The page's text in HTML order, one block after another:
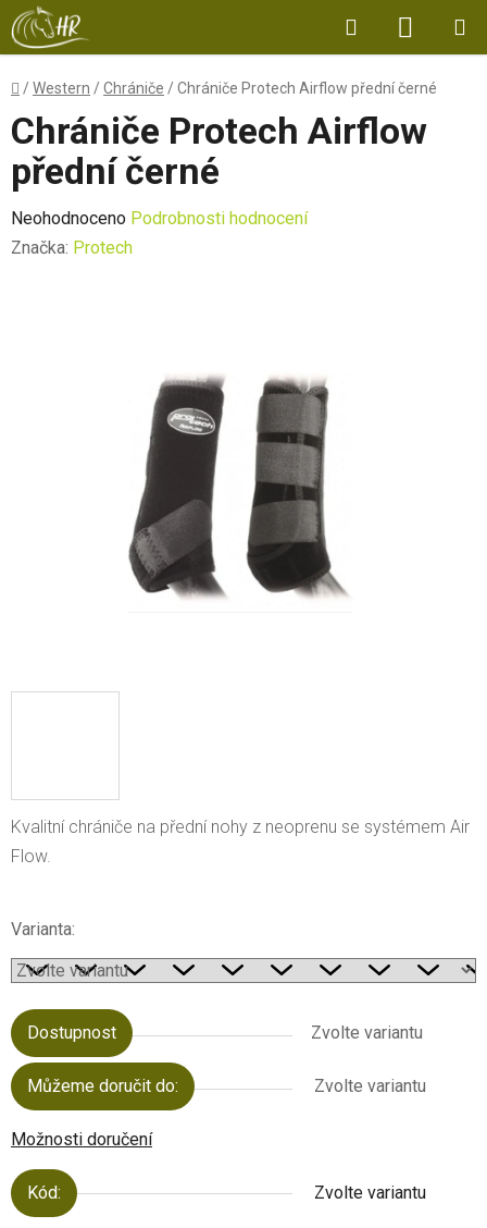
Přejít
na
obsah
Hledat
KOŠÍK
Domů
/Western /Chrániče /Chrániče Protech Airflow přední černé
Kvalitní chrániče na přední nohy z neoprenu se systémem Air
Flow.
Varianta:
Dostupnost Zvolte variantu
Můžeme doručit do: Zvolte variantu
Možnosti doručení
Kód: Zvolte variantu
Chrániče Protech Airflow
přední černé
Průměrné
hodnocení
Neohodnoceno Podrobnosti hodnocení
Značka: Protech